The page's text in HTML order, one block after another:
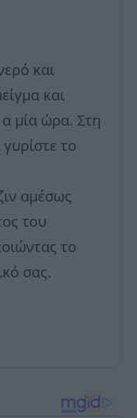
και
και
α μία ώρα. Στη
το
αμέσως
του
το
σας.